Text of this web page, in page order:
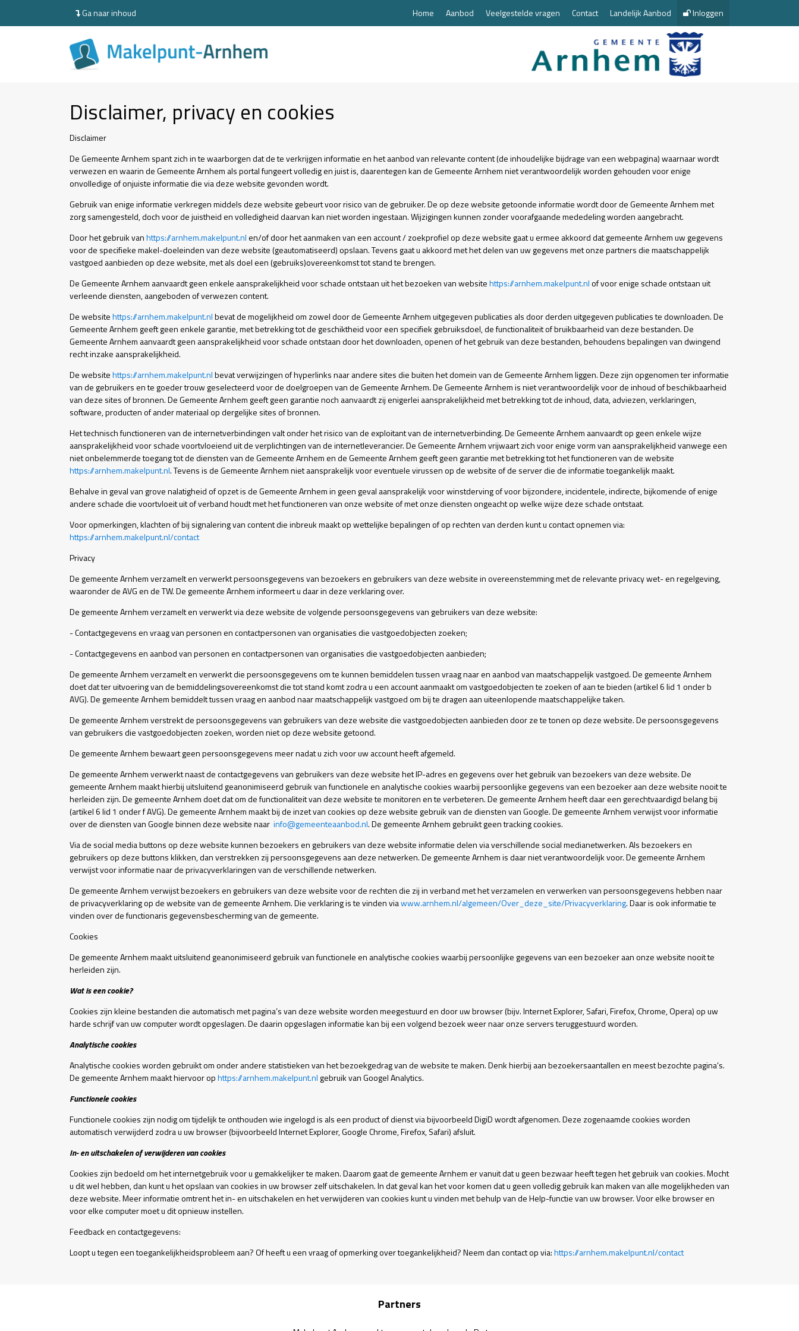
Ga naar inhoud Home Aanbod Veelgestelde vragen Contact Landelijk Aanbod Inloggen
Disclaimer, privacy en cookies
Disclaimer
De Gemeente Arnhem spant zich in te waarborgen dat de te verkrijgen informatie en het aanbod van relevante content (de inhoudelijke bijdrage van een webpagina) waarnaar wordt
verwezen en waarin de Gemeente Arnhem als portal fungeert volledig en juist is, daarentegen kan de Gemeente Arnhem niet verantwoordelijk worden gehouden voor enige
onvolledige of onjuiste informatie die via deze website gevonden wordt.
Gebruik van enige informatie verkregen middels deze website gebeurt voor risico van de gebruiker. De op deze website getoonde informatie wordt door de Gemeente Arnhem met
zorg samengesteld, doch voor de juistheid en volledigheid daarvan kan niet worden ingestaan. Wijzigingen kunnen zonder voorafgaande mededeling worden aangebracht.
Door het gebruik vanhttps://arnhem.makelpunt.nlen/of door het aanmaken van een account / zoekprofiel op deze website gaat u ermee akkoord dat gemeente Arnhem uw gegevens
voor de specifieke makel-doeleinden van deze website (geautomatiseerd) opslaan. Tevens gaat u akkoord met het delen van uw gegevens met onze partners die maatschappelijk
vastgoed aanbieden op deze website, met als doel een (gebruiks)overeenkomst tot stand te brengen.
De Gemeente Arnhem aanvaardt geen enkele aansprakelijkheid voor schade ontstaan uit het bezoeken van websitehttps://arnhem.makelpunt.nlof voor enige schade ontstaan uit
verleende diensten, aangeboden of verwezen content.
De websitehttps://arnhem.makelpunt.nlbevat de mogelijkheid om zowel door de Gemeente Arnhem uitgegeven publicaties als door derden uitgegeven publicaties te downloaden. De
Gemeente Arnhem geeft geen enkele garantie, met betrekking tot de geschiktheid voor een specifiek gebruiksdoel, de functionaliteit of bruikbaarheid van deze bestanden. De
Gemeente Arnhem aanvaardt geen aansprakelijkheid voor schade ontstaan door het downloaden, openen of het gebruik van deze bestanden, behoudens bepalingen van dwingend
recht inzake aansprakelijkheid.
De websitehttps://arnhem.makelpunt.nlbevat verwijzingen of hyperlinks naar andere sites die buiten het domein van de Gemeente Arnhem liggen. Deze zijn opgenomen ter informatie
van de gebruikers en te goeder trouw geselecteerd voor de doelgroepen van de Gemeente Arnhem. De Gemeente Arnhem is niet verantwoordelijk voor de inhoud of beschikbaarheid
van deze sites of bronnen. De Gemeente Arnhem geeft geen garantie noch aanvaardt zij enigerlei aansprakelijkheid met betrekking tot de inhoud, data, adviezen, verklaringen,
software, producten of ander materiaal op dergelijke sites of bronnen.
Het technisch functioneren van de internetverbindingen valt onder het risico van de exploitant van de internetverbinding. De Gemeente Arnhem aanvaardt op geen enkele wijze
aansprakelijkheid voor schade voortvloeiend uit de verplichtingen van de internetleverancier. De Gemeente Arnhem vrijwaart zich voor enige vorm van aansprakelijkheid vanwege een
niet onbelemmerde toegang tot de diensten van de Gemeente Arnhem en de Gemeente Arnhem geeft geen garantie met betrekking tot het functioneren van de website
https://arnhem.makelpunt.nl. Tevens is de Gemeente Arnhem niet aansprakelijk voor eventuele virussen op de website of de server die de informatie toegankelijk maakt.
Behalve in geval van grove nalatigheid of opzet is de Gemeente Arnhem in geen geval aansprakelijk voor winstderving of voor bijzondere, incidentele, indirecte, bijkomende of enige
andere schade die voortvloeit uit of verband houdt met het functioneren van onze website of met onze diensten ongeacht op welke wijze deze schade ontstaat.
Voor opmerkingen, klachten of bij signalering van content die inbreuk maakt op wettelijke bepalingen of op rechten van derden kunt u contact opnemen via:
https://arnhem.makelpunt.nl/contact
Privacy
De gemeente Arnhem verzamelt en verwerkt persoonsgegevens van bezoekers en gebruikers van deze website in overeenstemming met de relevante privacy wet- en regelgeving,
waaronder de AVG en de TW. De gemeente Arnhem informeert u daar in deze verklaring over.
De gemeente Arnhem verzamelt en verwerkt via deze website de volgende persoonsgegevens van gebruikers van deze website:
- Contactgegevens en vraag van personen en contactpersonen van organisaties die vastgoedobjecten zoeken;
- Contactgegevens en aanbod van personen en contactpersonen van organisaties die vastgoedobjecten aanbieden;
De gemeente Arnhem verzamelt en verwerkt die persoonsgegevens om te kunnen bemiddelen tussen vraag naar en aanbod van maatschappelijk vastgoed. De gemeente Arnhem
doet dat ter uitvoering van de bemiddelingsovereenkomst die tot stand komt zodra u een account aanmaakt om vastgoedobjecten te zoeken of aan te bieden (artikel 6 lid 1 onder b
AVG). De gemeente Arnhem bemiddelt tussen vraag en aanbod naar maatschappelijk vastgoed om bij te dragen aan uiteenlopende maatschappelijke taken.
De gemeente Arnhem verstrekt de persoonsgegevens van gebruikers van deze website die vastgoedobjecten aanbieden door ze te tonen op deze website. De persoonsgegevens
van gebruikers die vastgoedobjecten zoeken, worden niet op deze website getoond.
De gemeente Arnhem bewaart geen persoonsgegevens meer nadat u zich voor uw account heeft afgemeld.
De gemeente Arnhem verwerkt naast de contactgegevens van gebruikers van deze website het IP-adres en gegevens over het gebruik van bezoekers van deze website. De
gemeente Arnhem maakt hierbij uitsluitend geanonimiseerd gebruik van functionele en analytische cookies waarbij persoonlijke gegevens van een bezoeker aan deze website nooit te
herleiden zijn. De gemeente Arnhem doet dat om de functionaliteit van deze website te monitoren en te verbeteren. De gemeente Arnhem heeft daar een gerechtvaardigd belang bij
(artikel 6 lid 1 onder f AVG). De gemeente Arnhem maakt bij de inzet van cookies op deze website gebruik van de diensten van Google. De gemeente Arnhem verwijst voor informatie
over de diensten van Google binnen deze website naar info@gemeenteaanbod.nl. De gemeente Arnhem gebruikt geen tracking cookies.
Via de social media buttons op deze website kunnen bezoekers en gebruikers van deze website informatie delen via verschillende social medianetwerken. Als bezoekers en
gebruikers op deze buttons klikken, dan verstrekken zij persoonsgegevens aan deze netwerken. De gemeente Arnhem is daar niet verantwoordelijk voor. De gemeente Arnhem
verwijst voor informatie naar de privacyverklaringen van de verschillende netwerken.
De gemeente Arnhem verwijst bezoekers en gebruikers van deze website voor de rechten die zij in verband met het verzamelen en verwerken van persoonsgegevens hebben naar
de privacyverklaring op de website van de gemeente Arnhem. Die verklaring is te vinden viawww.arnhem.nl/algemeen/Over_deze_site/Privacyverklaring. Daar is ook informatie te
vinden over de functionaris gegevensbescherming van de gemeente.
Cookies
De gemeente Arnhem maakt uitsluitend geanonimiseerd gebruik van functionele en analytische cookies waarbij persoonlijke gegevens van een bezoeker aan onze website nooit te
herleiden zijn.
Wat is een cookie?
Cookies zijn kleine bestanden die automatisch met pagina’s van deze website worden meegestuurd en door uw browser (bijv. Internet Explorer, Safari, Firefox, Chrome, Opera) op uw
harde schrijf van uw computer wordt opgeslagen. De daarin opgeslagen informatie kan bij een volgend bezoek weer naar onze servers teruggestuurd worden.
Analytische cookies
Analytische cookies worden gebruikt om onder andere statistieken van het bezoekgedrag van de website te maken. Denk hierbij aan bezoekersaantallen en meest bezochte pagina’s.
De gemeente Arnhem maakt hiervoor ophttps://arnhem.makelpunt.nlgebruik van Googel Analytics.
Functionele cookies
Functionele cookies zijn nodig om tijdelijk te onthouden wie ingelogd is als een product of dienst via bijvoorbeeld DigiD wordt afgenomen. Deze zogenaamde cookies worden
automatisch verwijderd zodra u uw browser (bijvoorbeeld Internet Explorer, Google Chrome, Firefox, Safari) afsluit.
In- en uitschakelen of verwijderen van cookies
Cookies zijn bedoeld om het internetgebruik voor u gemakkelijker te maken. Daarom gaat de gemeente Arnhem er vanuit dat u geen bezwaar heeft tegen het gebruik van cookies. Mocht
u dit wel hebben, dan kunt u het opslaan van cookies in uw browser zelf uitschakelen. In dat geval kan het voor komen dat u geen volledig gebruik kan maken van alle mogelijkheden van
deze website. Meer informatie omtrent het in- en uitschakelen en het verwijderen van cookies kunt u vinden met behulp van de Help-functie van uw browser. Voor elke browser en
voor elke computer moet u dit opnieuw instellen.
Feedback en contactgegevens:
Loopt u tegen een toegankelijkheidsprobleem aan? Of heeft u een vraag of opmerking over toegankelijkheid? Neem dan contact op via:https://arnhem.makelpunt.nl/contact
Partners